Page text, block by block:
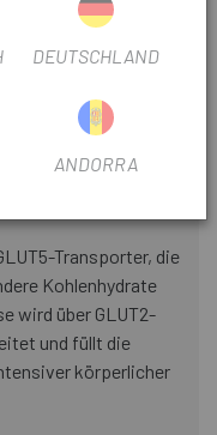
Osmolarität, was
Transporter, die
Kohlenhydrate
wird über GLUT2-
und füllt die
körperlicher
DEUTSCHLAND
ANDORRA